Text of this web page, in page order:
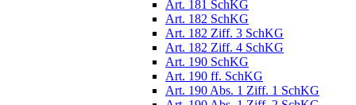
Art. 181 SchKG
Art. 182 SchKG
Art. 182 Ziff. 3 SchKG
Art. 182 Ziff. 4 SchKG
Art. 190 SchKG
Art. 190 ff. SchKG
Art. 190 Abs. 1 Ziff. 1 SchKG